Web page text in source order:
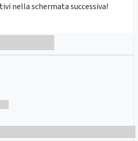
nella schermata successiva!